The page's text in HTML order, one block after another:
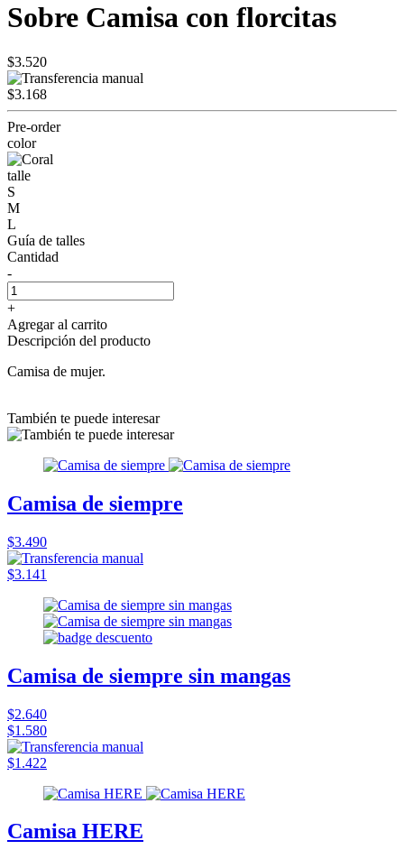
Sobre Camisa con florcitas
$3.520
$3.168
Pre-order
color
talle
S
M
L
Guía de talles
Cantidad
-
+
Agregar al carrito
Descripción del producto
Camisa de mujer.
También te puede interesar
Camisa de siempre
$3.490
$3.141
Camisa de siempre sin mangas
$2.640
$1.580
$1.422
Camisa HERE